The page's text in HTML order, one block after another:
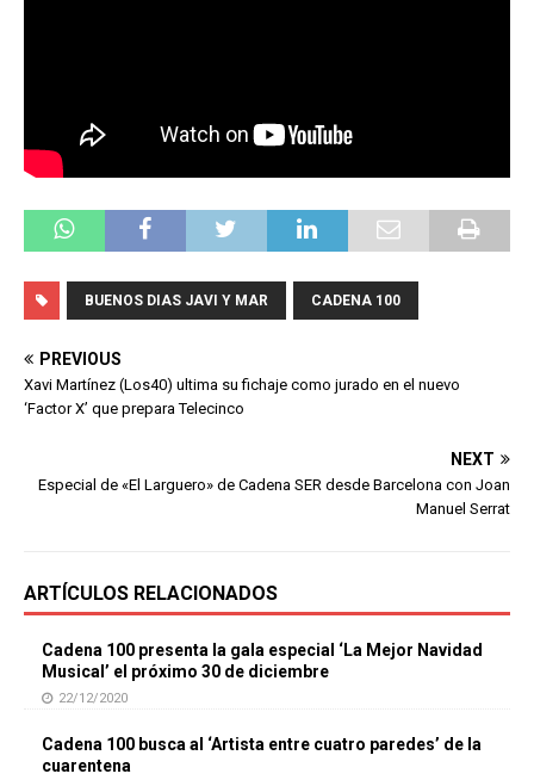
BUENOS DIAS JAVI Y MAR CADENA 100
PREVIOUS
Xavi Martínez (Los40) ultima su fichaje como jurado en el nuevo
‘Factor X’ que prepara Telecinco
NEXT
Especial de «El Larguero» de Cadena SER desde Barcelona con Joan
Manuel Serrat
ARTÍCULOS RELACIONADOS
Cadena 100 presenta la gala especial ‘La Mejor Navidad
Musical’ el próximo 30 de diciembre
22/12/2020
Cadena 100 busca al ‘Artista entre cuatro paredes’ de la
cuarentena